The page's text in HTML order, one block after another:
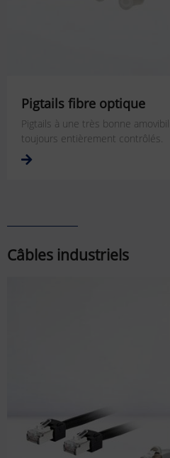
Pigtails fibre optique
Pigtails à une très bonne
toujours entièrement contrôlés.
Câbles industriels